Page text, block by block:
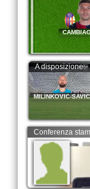
A disposizione:
MILINKOVIC-
Conferenza